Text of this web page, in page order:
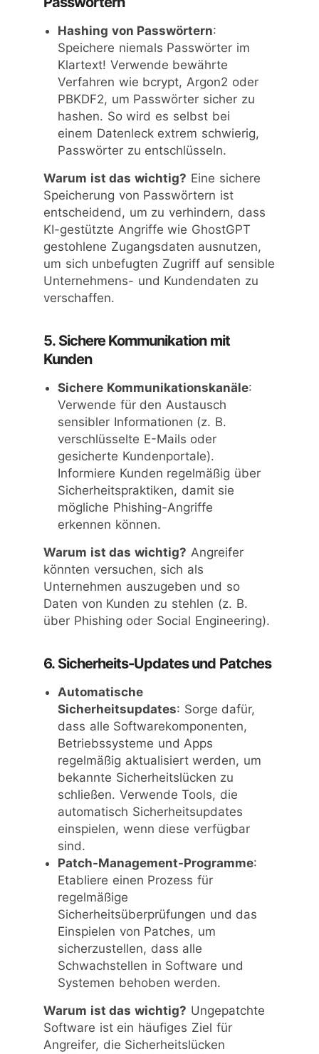
Hashing von Passwörtern:
Speichere niemals Passwörter im
Klartext! Verwende bewährte
Verfahren wie bcrypt, Argon2 oder
PBKDF2, um Passwörter sicher zu
hashen. So wird es selbst bei
einem Datenleck extrem schwierig,
Passwörter zu entschlüsseln.
Warum ist das wichtig? Eine sichere
Speicherung von Passwörtern ist
entscheidend, um zu verhindern, dass
KI-gestützte Angriffe wie GhostGPT
gestohlene Zugangsdaten ausnutzen,
um sich unbefugten Zugriff auf sensible
Unternehmens- und Kundendaten zu
verschaffen.
5. Sichere Kommunikation mit
Kunden
Sichere Kommunikationskanäle:
Verwende für den Austausch
sensibler Informationen (z. B.
verschlüsselte E-Mails oder
gesicherte Kundenportale).
Informiere Kunden regelmäßig über
Sicherheitspraktiken, damit sie
mögliche Phishing-Angriffe
erkennen können.
Warum ist das wichtig? Angreifer
könnten versuchen, sich als
Unternehmen auszugeben und so
Daten von Kunden zu stehlen (z. B.
über Phishing oder Social Engineering).
6. Sicherheits-Updates und Patches
Automatische
Sicherheitsupdates: Sorge dafür,
dass alle Softwarekomponenten,
Betriebssysteme und Apps
regelmäßig aktualisiert werden, um
bekannte Sicherheitslücken zu
schließen. Verwende Tools, die
automatisch Sicherheitsupdates
einspielen, wenn diese verfügbar
sind.
Patch-Management-Programme:
Etabliere einen Prozess für
regelmäßige
Sicherheitsüberprüfungen und das
Einspielen von Patches, um
sicherzustellen, dass alle
Schwachstellen in Software und
Systemen behoben werden.
Warum ist das wichtig? Ungepatchte
Software ist ein häufiges Ziel für
Angreifer, die Sicherheitslücken